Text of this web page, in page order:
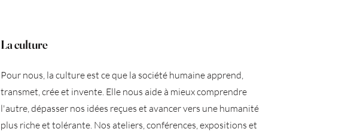
La culture
Pour nous, la culture est ce que la société humaine apprend,
transmet, crée et invente. Elle nous aide à mieux comprendre
l'autre, dépasser nos idées reçues et avancer vers une humanité
plus riche et tolérante. Nos ateliers, conférences, expositions et